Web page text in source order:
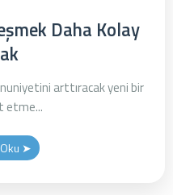
Daha Kolay
arttıracak yeni bir
etme...
Oku ➤